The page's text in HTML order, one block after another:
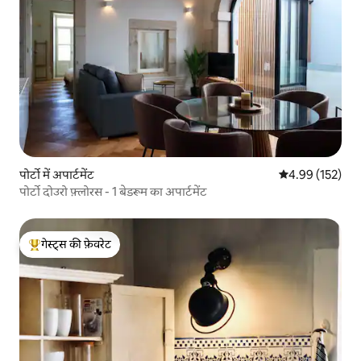
पोर्टो में अपार्टमेंट औसत रेटिंग 5 में से
4.99 (152)
पोर्टो दोउरो फ़्लोरस - 1 बेडरूम का अपार्टमेंट
गेस्ट्स का टॉप फ़ेवरेट
गेस्ट्स की फ़ेवरेट